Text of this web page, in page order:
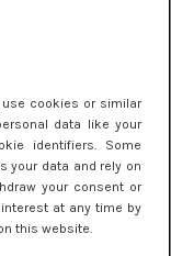
use cookies or similar
data like your
identifiers. Some
your data and rely on
your consent or
at any time by
this website.
van 2024
van 2024